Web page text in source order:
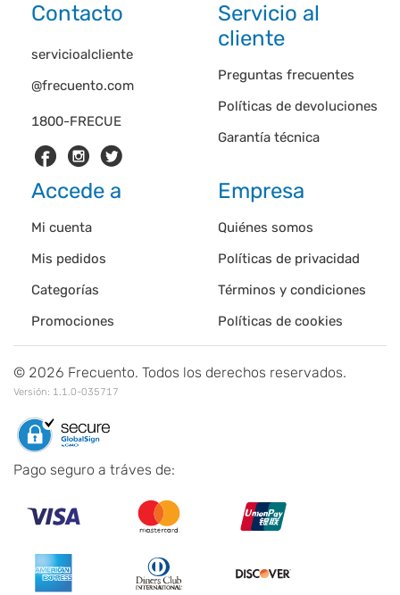
Contacto
1800-FRECUE
servicioalcliente
@frecuento.com
Servicio al
cliente
Preguntas frecuentes
Políticas de devoluciones
Garantía técnica
Accede a
Mi cuenta
Mis pedidos
Categorías
Promociones
Empresa
Quiénes somos
Políticas de privacidad
Términos y condiciones
Políticas de cookies
© 2026 Frecuento. Todos los derechos reservados.
Versión: 1.1.0-035717
Pago seguro a tráves de: